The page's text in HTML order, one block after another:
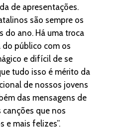
de apresentações.
são sempre os
do ano. Há uma troca
público com os
e difícil de se
tudo isso é mérito da
de nossos jovens
das mensagens de
que nos
e mais felizes”.